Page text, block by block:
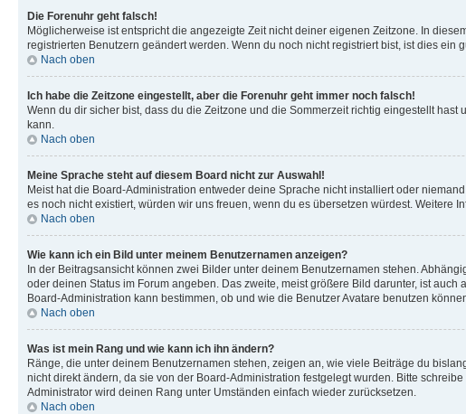
Die Forenuhr geht falsch!
Möglicherweise ist entspricht die angezeigte Zeit nicht deiner eigenen Zeitzone. In
registrierten Benutzern geändert werden. Wenn du noch nicht registriert bist, ist dies ein
Nach oben
Ich habe die Zeitzone eingestellt, aber die Forenuhr geht immer noch falsch!
Wenn du dir sicher bist, dass du die Zeitzone und die Sommerzeit richtig eingestellt
kann.
Nach oben
Meine Sprache steht auf diesem Board nicht zur Auswahl!
Meist hat die Board-Administration entweder deine Sprache nicht installiert oder
es noch nicht existiert, würden wir uns freuen, wenn du es übersetzen würdest. Weitere
Nach oben
Wie kann ich ein Bild unter meinem Benutzernamen anzeigen?
In der Beitragsansicht können zwei Bilder unter deinem Benutzernamen stehen.
oder deinen Status im Forum angeben. Das zweite, meist größere Bild darunter, ist
Board-Administration kann bestimmen, ob und wie die Benutzer Avatare benutzen
Nach oben
Was ist mein Rang und wie kann ich ihn ändern?
Ränge, die unter deinem Benutzernamen stehen, zeigen an, wie viele Beiträge du
nicht direkt ändern, da sie von der Board-Administration festgelegt wurden. Bitte
Administrator wird deinen Rang unter Umständen einfach wieder zurücksetzen.
Nach oben